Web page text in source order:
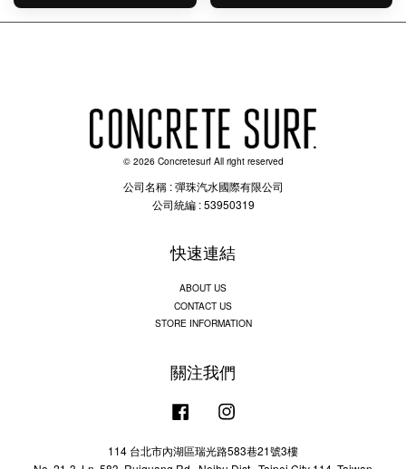
© 2026 Concretesurf All right reserved
公司名稱 : 彈珠汽水國際有限公司
公司統編 : 53950319
快速連結
ABOUT US
CONTACT US
STORE INFORMATION
關注我們
Facebook
114 台北市內湖區瑞光路583巷21號3樓